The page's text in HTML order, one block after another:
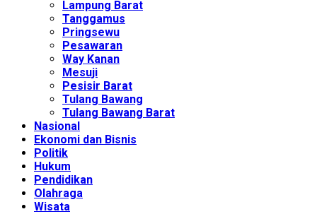
Lampung Barat
Tanggamus
Pringsewu
Pesawaran
Way Kanan
Mesuji
Pesisir Barat
Tulang Bawang
Tulang Bawang Barat
Nasional
Ekonomi dan Bisnis
Politik
Hukum
Pendidikan
Olahraga
Wisata